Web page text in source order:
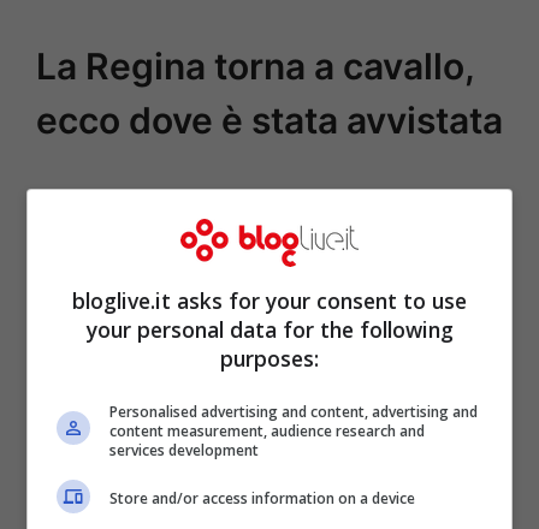
La Regina torna a cavallo,
ecco dove è stata avvistata
bloglive.it asks for your consent to use
your personal data for the following
purposes:
Personalised advertising and content, advertising and
content measurement, audience research and
services development
Store and/or access information on a device